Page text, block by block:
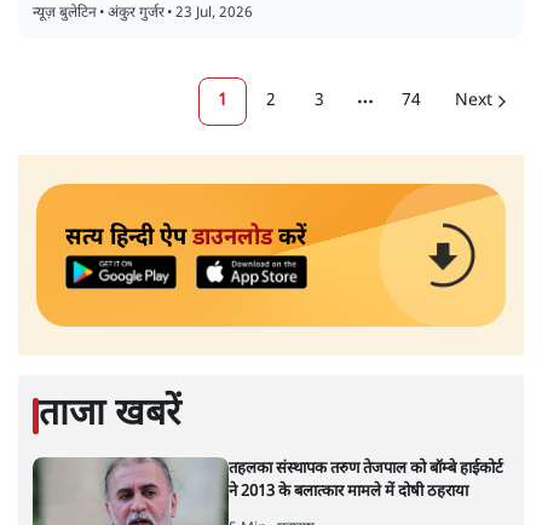
न्यूज़ बुलेटिन•अंकुर गुर्जर•23 Jul, 2026
1 2 3 More pages
74 Next
सत्य हिन्दी ऐपडाउनलोडकरें
ताजा खबरें
तहलका संस्थापक तरुण तेजपाल को बॉम्बे हाईकोर्ट
ने 2013 के बलात्कार मामले में दोषी ठहराया